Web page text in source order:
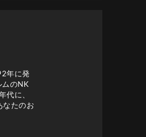
年に発
ムのNK
代に、
なたのお